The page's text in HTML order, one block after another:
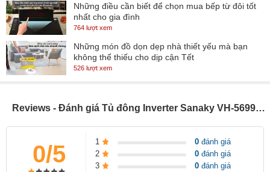
- Tủ có thiết kế 2 cánh mở kiểu vali tiện lợi, tránh thất thoát nhiều
hơi lạnh khi mở tủ lấy đồ. Hơn nữa cánh tủ cũng có khóa phòng
- Ngăn tủ cấp đông của hãng Sanaky làm bằng nhựa ABS, đây là
loại chất liệu có tính deo dai cao và chịu được va đập tốt bạn có thể
hoàn toàn yên tâm về độ bề của tủ.Hơn nữa lòng tủ được tráng
phẳng, trơn thuận tiện cho việc vệ sinh tủ đông định kỳ của bạn.
Những điều cần biết để chọn mua bếp từ đôi tốt
nhất cho gia đình
764 lượt xem
Những món đồ dọn dẹp nhà thiết yếu mà bạn
không thể thiếu cho dịp cận Tết
526 lượt xem
Reviews - Đánh giá Tủ đông Inverter Sanaky VH-5699HY3 410 lít
0/5 1 0 đánh giá
2
0 đánh giá
3
0 đánh giá